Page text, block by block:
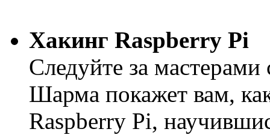
Хакинг Raspberry Pi
Следуйте за
Шарма покажет вам,
Raspberry Pi,